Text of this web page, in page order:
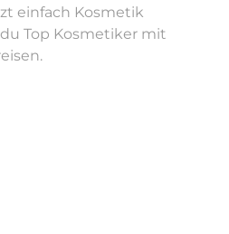
einfach Kosmetik
Top Kosmetiker mit